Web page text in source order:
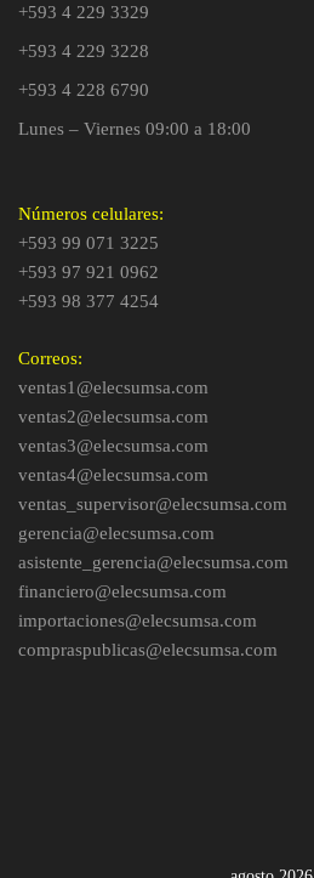
+593 4 229 3329
+593 4 229 3228
+593 4 228 6790
Lunes – Viernes 09:00 a 18:00
Números celulares:
+593 99 071 3225
+593 97 921 0962
+593 98 377 4254
Correos:
ventas1@elecsumsa.com
ventas2@elecsumsa.com
ventas3@elecsumsa.com
ventas4@elecsumsa.com
ventas_supervisor@elecsumsa.com
gerencia@elecsumsa.com
asistente_gerencia@elecsumsa.com
financiero@elecsumsa.com
importaciones@elecsumsa.com
compraspublicas@elecsumsa.com